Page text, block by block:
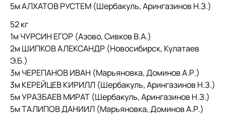
5м АЛХАТОВ РУСТЕМ (Шербакуль, Арингазинов Н.З.)
52 кг
1м ЧУРСИН ЕГОР (Азово, Сивков В.А.)
2м ШИПКОВ АЛЕКСАНДР (Новосибирск, Кулатаев
Э.Б.)
3м ЧЕРЕПАНОВ ИВАН (Марьяновка, Доминов А.Р.)
3м КЕРЕЙЦЕВ КИРИЛЛ (Шербакуль, Арингазинов Н.З.)
5м УРАЗБАЕВ МИРАТ (Шербакуль, Арингазинов Н.З.)
5м ТАЛИПОВ ДАНИИЛ (Марьяновка, Доминов А.Р.)